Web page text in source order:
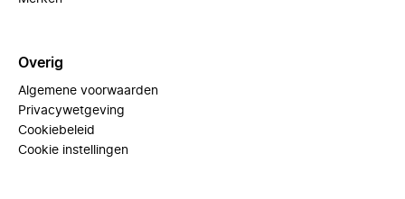
Overig
Algemene voorwaarden
Privacywetgeving
Cookiebeleid
Cookie instellingen